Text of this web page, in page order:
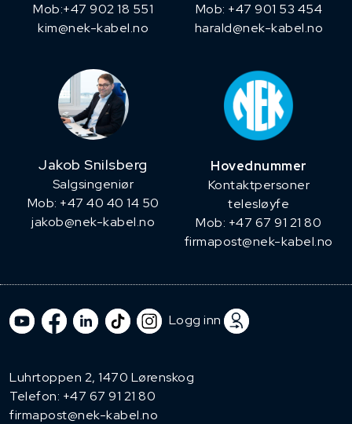
​Mob:+47 902 18 551
kim@nek-kabel.no
Mob: +47 901 53 454
harald@nek-kabel.no
Jakob Snilsberg
​Salgsingeniør
Mob: +47 40 40 14 50
jakob@nek-kabel.no
Hovednummer
Kontaktpersoner
telesløyfe
Mob: +47 67 91 21 80
firmapost@nek-kabel.no
Logg inn
Luhrtoppen 2, 1470 Lørenskog
Telefon: +47 67 91 21 80
firmapost@nek-kabel.no